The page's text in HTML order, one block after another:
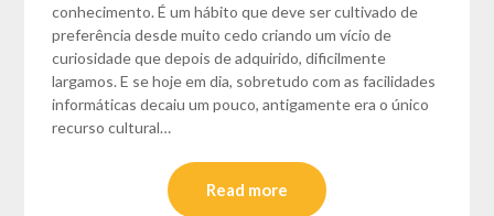
conhecimento. É um hábito que deve ser cultivado de
preferência desde muito cedo criando um vício de
curiosidade que depois de adquirido, dificilmente
largamos. E se hoje em dia, sobretudo com as facilidades
informáticas decaiu um pouco, antigamente era o único
recurso cultural…
Read more